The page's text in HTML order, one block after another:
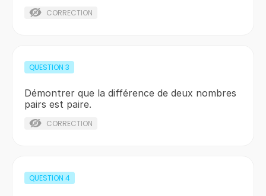
CORRECTION
QUESTION 3
Démontrer que la différence de deux nombres
pairs est paire.
CORRECTION
QUESTION 4